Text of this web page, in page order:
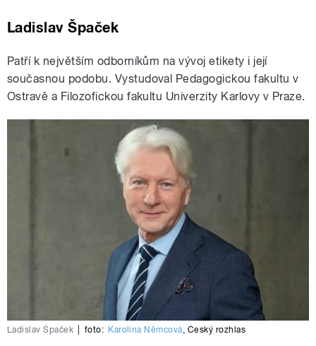
Ladislav Špaček
Patří k největším odborníkům na vývoj etikety i její
současnou podobu. Vystudoval Pedagogickou fakultu v
Ostravě a Filozofickou fakultu Univerzity Karlovy v Praze.
Ladislav Špaček foto: Karolína Němcová, Český rozhlas